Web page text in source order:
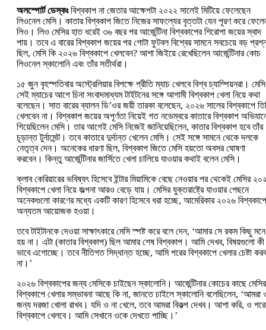
অলস্পোর্ট ডেস্কঃবিশ্বকাপ না জেতার আক্ষেপটা ২০২২ সালেই মিটিয়ে ফেলেছেন
লিওনেল মেসি। কাতার বিশ্বকাপ জিতে নিজের সাফল্যের বৃত্তটা যেন পূরণ করে
লিও। লিও মেসির হাত ধরেই ৩৬ বছর পর আর্জেন্টিনা বিশ্বকাপের শিরোপা জয়ের স্বাদ
পায়। তবে এ বারের বিশ্বকাপ জয়ের পর গোটা ফুটবল বিশ্বের সামনে সবচেয়ে বড়
ছিল, মেসি কি ২০২৬ বিশ্বকাপে খেলবেন? আশা জিইয়ে রেখেছিলেন আর্জেন্টিনার কোচ
লিওনেল স্কালোনি এবং তাঁর সতীর্থরা।
১৫ জুন বৃহস্পতিবার অস্ট্রেলিয়ার বিপক্ষে প্রীতি ম্যাচ খেলবে বিশ্ব চ্যাম্পিয়নরা। মেসি
সেই ম্যাচের আগে চিনা সংবাদমাধ্যম টাইটনের সঙ্গে আগামী বিশ্বকাপ খেলা নিয়ে কথা
বলেছেন। সাত বারের ব্যালন ডি’ওর জয়ী তারকা বলেছেন, ২০২৬ সালের বিশ্বকাপে
খেলবেন না। বিশ্বকাপ জয়ের অপূর্ণতা নিয়েই গত নভেম্বরে কাতারে বিশ্বকাপ
গিয়েছিলেন মেসি। তার আগেই মেসি নিজেই জানিয়েছিলেন, কাতার বিশ্বকাপ হবে তাঁর
চূড়ান্ত টুর্নামেন্ট। তবে কাতারে দুর্দান্ত খেলেন মেসি। সেই সঙ্গে সামনে থেকে দলকে
নেতৃত্ব দেন। অনেকের ধারণা ছিল, বিশ্বকাপ জিতে মেসি হয়তো অবসর ঘোষণা
করবেন। কিন্তু আর্জেন্টিনার জার্সিতে খেলা চালিয়ে যাওয়ার কথাই বলেন মেসি।
ক্লাব কেরিয়ারের ভবিষ্যৎ হিসেবে ইন্টার মিয়ামিকে বেছে নেওয়ার পর থেকেই মেসির
বিশ্বকাপে খেলা নিয়ে জল্পনা আরও বেড়ে যায়। মেসির যুক্তরাষ্ট্রে যাওয়ার পেছনে
অনেকগুলো কারণের মধ্যে একটি কারণ হিসেবে ধরা হচ্ছে, আমেরিকার ২০২৬
অন্যতম আয়োজক হওয়া।
তবে টাইটানকে দেওয়া সাক্ষাৎকারে মেসি স্পষ্ট করে বলে দেন, ‘আমার সে রকম কিছু মনে
হয় না। এটা (কাতার বিশ্বকাপ) ছিল আমার শেষ বিশ্বকাপ। আমি দেখব, বিষয়গুলো কী
ভাবে এগোচ্ছে। তবে নীতিগত সিদ্ধান্ত হচ্ছে, আমি পরের বিশ্বকাপে খেলার চেষ্টা করব
না।’
২০২৬ বিশ্বকাপের জন্য মেসিকে চাইছেন স্কালোনি। আর্জেন্টিনার কোচের কাছে মেসির
বিশ্বকাপে খেলার সম্ভাবনা আছে কি না, জানতে চাইলে স্কালোনি বলেছিলেন, ‘আমরা
জন্য দরজা খোলা রাখব। যদি ও না খেলে, তবে আমরা বিকল্প দেখব। আশা করি, ও
বিশ্বকাপে খেলবে। আমি সেখানে ওকে দেখতে পাচ্ছি।’